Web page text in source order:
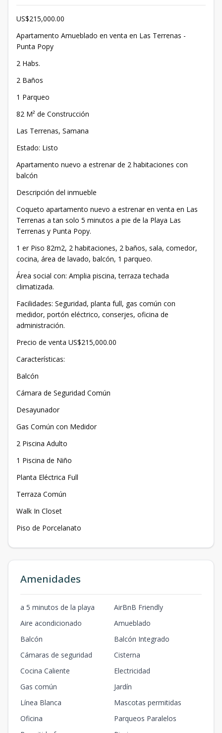
US$215,000.00
Apartamento Amueblado en venta en Las Terrenas -
Punta Popy
2 Habs.
2 Baños
1 Parqueo
82 M² de Construcción
Las Terrenas, Samana
Estado: Listo
Apartamento nuevo a estrenar de 2 habitaciones con
balcón
Descripción del inmueble
Coqueto apartamento nuevo a estrenar en venta en Las
Terrenas a tan solo 5 minutos a pie de la Playa Las
Terrenas y Punta Popy.
1 er Piso 82m2, 2 habitaciones, 2 baños, sala, comedor,
cocina, área de lavado, balcón, 1 parqueo.
Área social con: Amplia piscina, terraza techada
climatizada.
Facilidades: Seguridad, planta full, gas común con
medidor, portón eléctrico, conserjes, oficina de
administración.
Precio de venta US$215,000.00
Características:
Balcón
Cámara de Seguridad Común
Desayunador
Gas Común con Medidor
2 Piscina Adulto
1 Piscina de Niño
Planta Eléctrica Full
Terraza Común
Walk In Closet
Piso de Porcelanato
Amenidades
a 5 minutos de la playa
AirBnB Friendly
Aire acondicionado
Amueblado
Balcón
Balcón Integrado
Cámaras de seguridad
Cisterna
Cocina Caliente
Electricidad
Gas común
Jardín
Línea Blanca
Mascotas permitidas
Oficina
Parqueos Paralelos